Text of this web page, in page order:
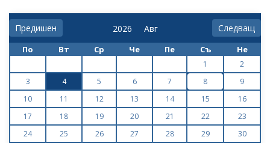
Предишен Следващ
По Вт Ср Че Пе Съ Не
1
2
3
4 5 6 7 8
9
10
11 12 13 14 15
16
17
18 19 20 21 22
23
24
25 26 27 28 29
30